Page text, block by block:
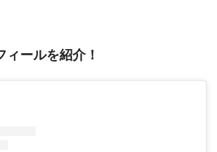
ールを紹介！